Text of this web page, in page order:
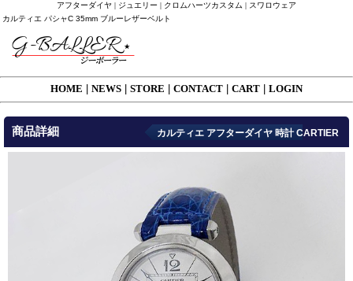
アフターダイヤ | ジュエリー | クロムハーツカスタム | スワロウェア
カルティエ パシャC 35mm ブルーレザーベルト
HOME NEWS STORE CONTACT CART LOGIN
商品詳細 カルティエ アフターダイヤ 時計 CARTIER